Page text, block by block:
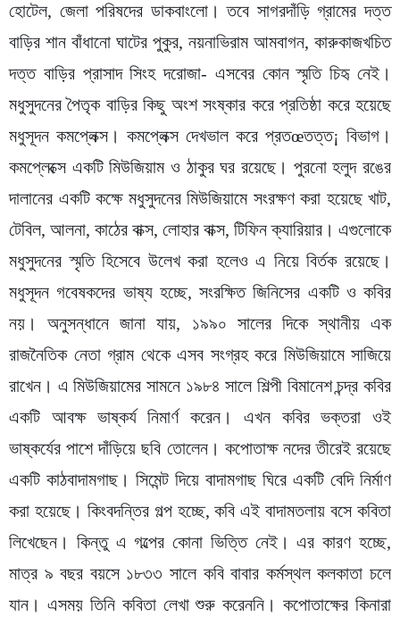
হোটেল, জেলা পরিষদের ডাকবাংলো। তবে সাগরদাঁড়ি গ্রামের দত্ত
বাড়ির শান বাঁধানো ঘাটের পুকুর, নয়নাভিরাম আমবাগন, কারুকাজখচিত
দত্ত বাড়ির প্রাসাদ সিংহ দরোজা- এসবের কোন স্মৃতি চিহৃ নেই।
মধুসুদনের পৈতৃক বাড়ির কিছু অংশ সংষ্কার করে প্রতিষ্ঠা করে হয়েছে
মধুসূদন কমপ্লেক্স। কমপ্লেক্স দেখভাল করে প্রতœতত্ত¡ বিভাগ।
কমপ্লেক্সে একটি মিউজিয়াম ও ঠাকুর ঘর রয়েছে। পুরনো হলুদ রঙের
দালানের একটি কক্ষে মধুসুদনের মিউজিয়ামে সংরক্ষণ করা হয়েছে খাট,
টেবিল, আলনা, কাঠের বাক্স, লোহার বাক্স, টিফিন ক্যারিয়ার। এগুলোকে
মধুসুদনের স্মৃতি হিসেবে উলে­খ করা হলেও এ নিয়ে বির্তক রয়েছে।
মধুসূদন গবেষকদের ভাষ্য হচ্ছে, সংরক্ষিত জিনিসের একটি ও কবির
নয়। অনুসন্ধানে জানা যায়, ১৯৯০ সালের দিকে স্থানীয় এক
রাজনৈতিক নেতা গ্রাম থেকে এসব সংগ্রহ করে মিউজিয়ামে সাজিয়ে
রাখেন। এ মিউজিয়ামের সামনে ১৯৮৪ সালে শিল্পী বিমানেশ চন্দ্র কবির
একটি আবক্ষ ভাষ্কর্য নিমার্ণ করেন। এখন কবির ভক্তরা ওই
ভাষ্কর্যের পাশে দাঁড়িয়ে ছবি তোলেন। কপোতাক্ষ নদের তীরেই রয়েছে
একটি কাঠবাদামগাছ। সিমেন্ট দিয়ে বাদামগাছ ঘিরে একটি বেদি নির্মাণ
করা হয়েছে। কিংবদন্তির গল্প হচ্ছে, কবি এই বাদামতলায় বসে কবিতা
লিখেছেন। কিন্তু এ গল্পের কোনা ভিত্তি নেই। এর কারণ হচ্ছে,
মাত্র ৯ বছর বয়সে ১৮৩৩ সালে কবি বাবার কর্মস্থল কলকাতা চলে
যান। এসময় তিনি কবিতা লেখা শুরু করেননি। কপোতাক্ষের কিনারা